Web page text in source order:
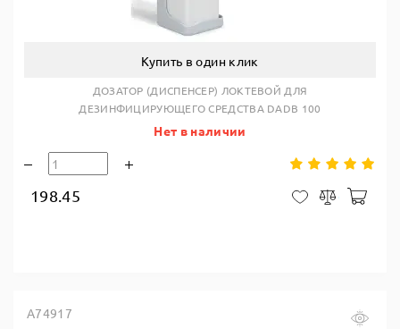
Купить в один клик
ДОЗАТОР (ДИСПЕНСЕР) ЛОКТЕВОЙ ДЛЯ
ДЕЗИНФИЦИРУЮЩЕГО СРЕДСТВА DADB 100
Нет в наличии
198.45 В закладки
Сравнить
А74917